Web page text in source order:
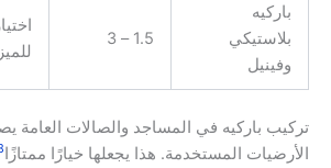
باركيه
بلاستيكي
وفينيل
1.5 – 3
الأرضيات المستخدمة. هذا يجعلها خيارًا ممتازًا